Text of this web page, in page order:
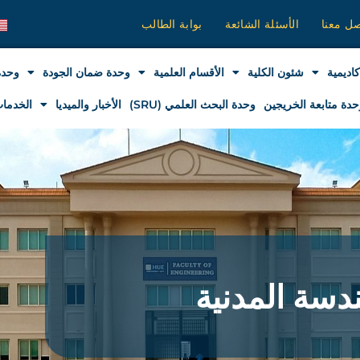
معنا الأسئلة الشائعة بوابة الطالب
شئون الكلية الأقسام العلمية وحدة ضمان الجودة
متابعة الخريجين وحدة البحث العلمي (SRU) الأخبار والميديا
المدنية